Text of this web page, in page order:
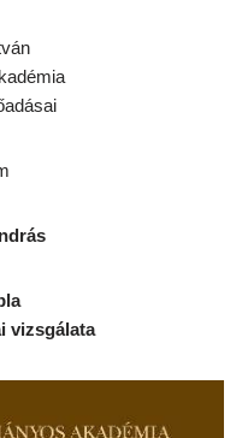
vizsgálata